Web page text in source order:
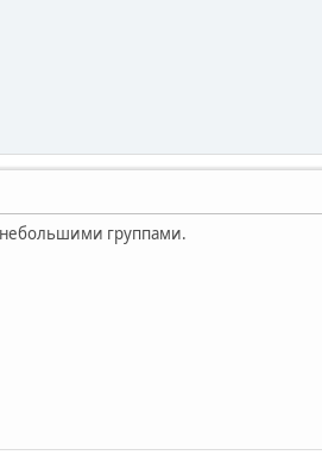
небольшими группами.